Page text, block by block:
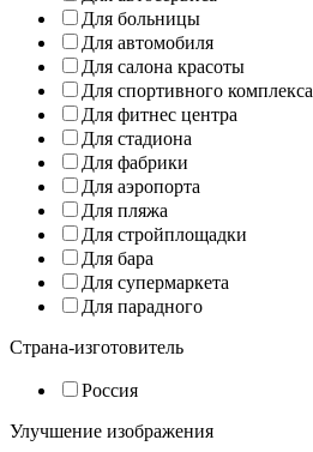
Для больницы
Для автомобиля
Для салона красоты
Для спортивного комплекса
Для фитнес центра
Для стадиона
Для фабрики
Для аэропорта
Для пляжа
Для стройплощадки
Для бара
Для супермаркета
Для парадного
Страна-изготовитель
Россия
Улучшение изображения